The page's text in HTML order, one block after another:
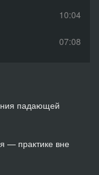
10:04
07:08
11:35
падающей
— практике вне